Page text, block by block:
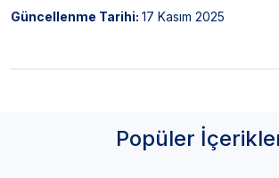
Güncellenme Tarihi: 17 Kasım 2025
Popüler